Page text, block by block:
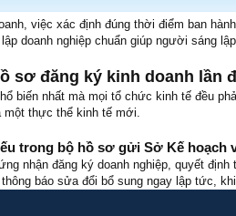
việc xác định đúng thời điểm ban
doanh nghiệp chuẩn giúp người sáng
sơ đăng ký kinh doanh lần
biến nhất mà mọi tổ chức kinh tế đều
thực thể kinh tế mới.
trong bộ hồ sơ gửi Sở Kế hoạch
nhận đăng ký doanh nghiệp, quyết
báo sửa đổi bổ sung ngay lập tức,